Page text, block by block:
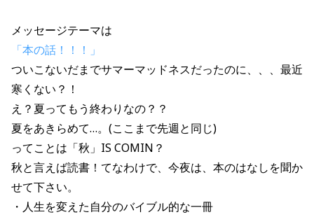
メッセージテーマは
「本の話！！！ 」
ついこないだまでサマーマッドネスだったのに、、、最近
寒くない？！
え？夏ってもう終わりなの？？
夏をあきらめて…。(ここまで先週と同じ)
ってことは「秋」IS COMIN？
秋と言えば読書！てなわけで、今夜は、本のはなしを聞か
せて下さい。
・人生を変えた自分のバイブル的な一冊